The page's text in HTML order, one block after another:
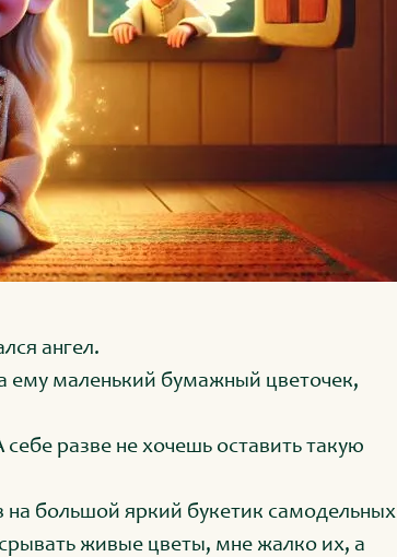
ангел.
ему маленький бумажный цветочек,
разве не хочешь оставить такую
большой яркий букетик самодельных
живые цветы, мне жалко их, а